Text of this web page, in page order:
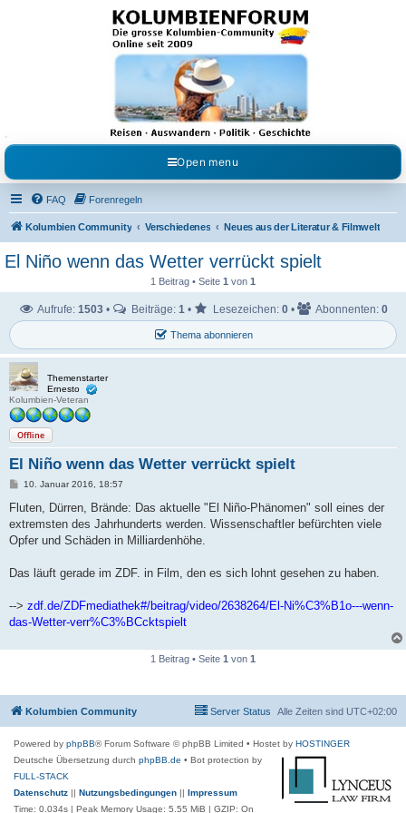
Kolumbienforum - Das
grosse Forum der
Freunde Kolumbiens
Reisen, Auswandern, Kultur, Politik, Geschichte und Visum in Kolumbien und Venezuela.
Austausch, Erfahrungen und Gemeinschaft im Kolumbienforum
Open menu
FAQ Forenregeln
Kolumbien Community Verschiedenes Neues aus der Literatur & Filmwelt
El Niño wenn das Wetter verrückt spielt
1 Beitrag • Seite 1 von 1
Thema abonnieren
Aufrufe: 1503• Beiträge: 1 • Lesezeichen: 0• Abonnenten: 0
Themenstarter
Ernesto
Kolumbien-Veteran
Offline
El Niño wenn das Wetter verrückt spielt
B
i
r
a
g
10. Januar 2016, 18:57
Fluten, Dürren, Brände: Das aktuelle "El Niño-Phänomen" soll eines der
extremsten des Jahrhunderts werden. Wissenschaftler befürchten viele
Opfer und Schäden in Milliardenhöhe.
Das läuft gerade im ZDF. in Film, den es sich lohnt gesehen zu haben.
--> zdf.de/ZDFmediathek#/beitrag/video/2638264/El-Ni%C3%B1o---wenn-
das-Wetter-verr%C3%BCcktspielt
1 Beitrag • Seite 1 von 1
Kolumbien Community Alle Zeiten sind UTC+02:00
Server Status
Powered by phpBB® Forum Software © phpBB Limited • Hostet by HOSTINGER
Deutsche Übersetzung durch phpBB.de • Bot protection by
FULL-STACK
Datenschutz || Nutzungsbedingungen || Impressum
Time: 0.034s | Peak Memory Usage: 5.55 MiB | GZIP: On